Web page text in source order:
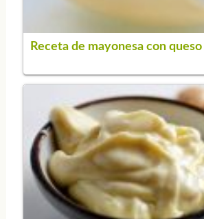
Receta de mayonesa con queso